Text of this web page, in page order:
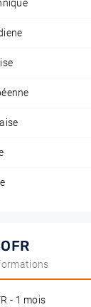
- 1 mois